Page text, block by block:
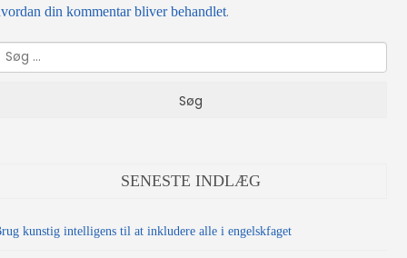
din kommentar bliver behandlet.
SENESTE INDLÆG
kunstig intelligens til at inkludere alle i engelskfaget